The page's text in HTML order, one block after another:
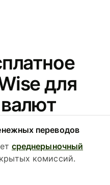
для
переводов
среднерыночный
комиссий.